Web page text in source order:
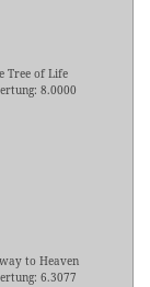
Tree of Life
8.0000
to Heaven
6.3077